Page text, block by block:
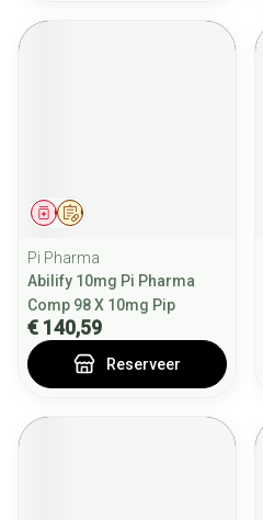
Op voorschrift
Geneesmiddel
Pi Pharma
Abilify 10mg Pi Pharma
Comp 98 X 10mg Pip
€ 140,59
Reserveer